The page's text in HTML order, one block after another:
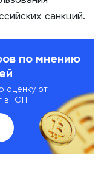
санкций.
по мнению
оценку от
в ТОП